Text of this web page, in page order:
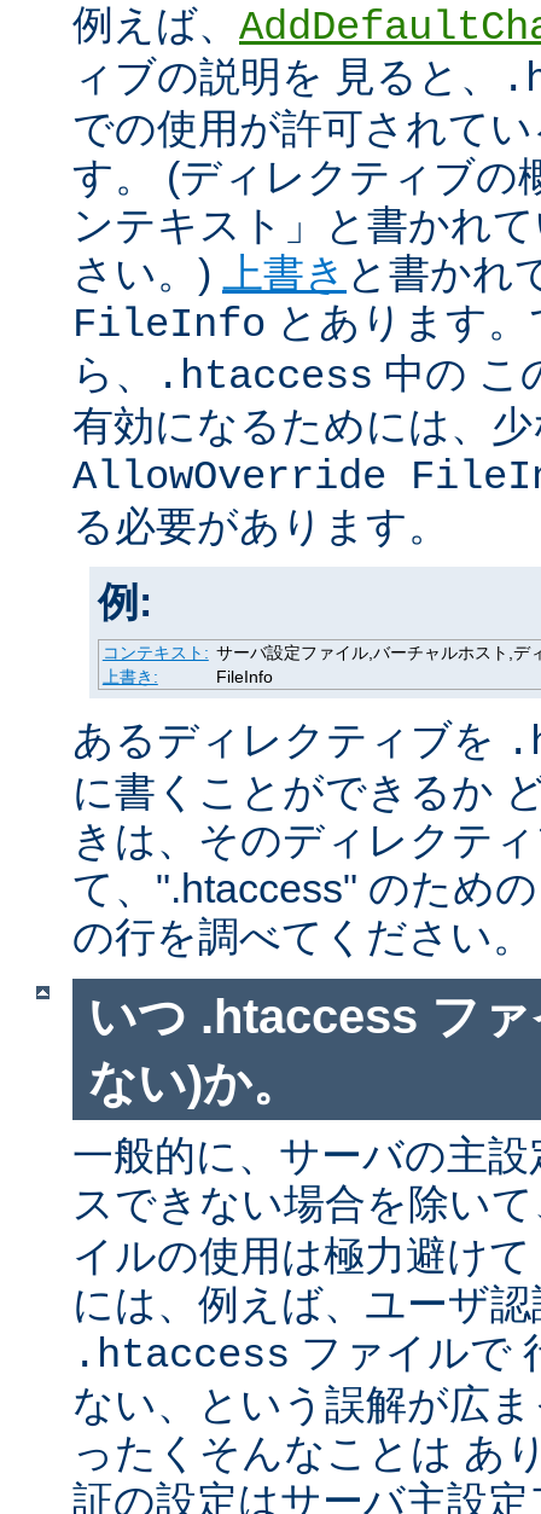
例えば、
ィブの説明を 見ると、
での使用が許可されて
す。 (ディレクティブの
ンテキスト」と書かれ
さい。)
上書き と書かれ
FileInfo とあります
ら、
.htaccess 中の こ
有効になるためには、
AllowOverride
る必要があります。
例:
コンテキスト: サーバ設定ファイル,バーチャルホスト,デ
上書き:
FileInfo
あるディレクティブを
に書くことができるか
きは、そのディレクテ
て、".htaccess" のため
の行を調べてください。
いつ .htaccess フ
ない)か。
一般的に、サーバの主
スできない場合を除い
イルの使用は極力避け
には、例えば、ユーザ
.htaccess ファイルで
ない、という誤解が広
ったくそんなことは あ
証の設定はサーバ主設